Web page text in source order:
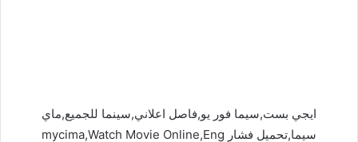
ايجي بست,سيما فور يو,فاصل اعلاني,سينما للجميع,ماي
سيما,تحميل فشار mycima,Watch Movie Online,Eng